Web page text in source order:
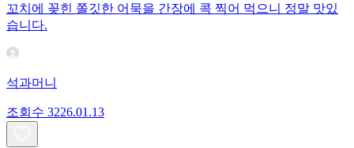
꼬치에 꽂힌 쫄깃한 어묵을 간장에 콕 찍어 먹으니 정말 맛있
습니다.
석과머니
조회수 3226.01.13